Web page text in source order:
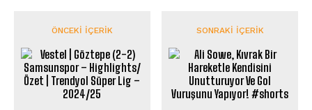
ÖNCEKI İÇERIK SONRAKI İÇERIK